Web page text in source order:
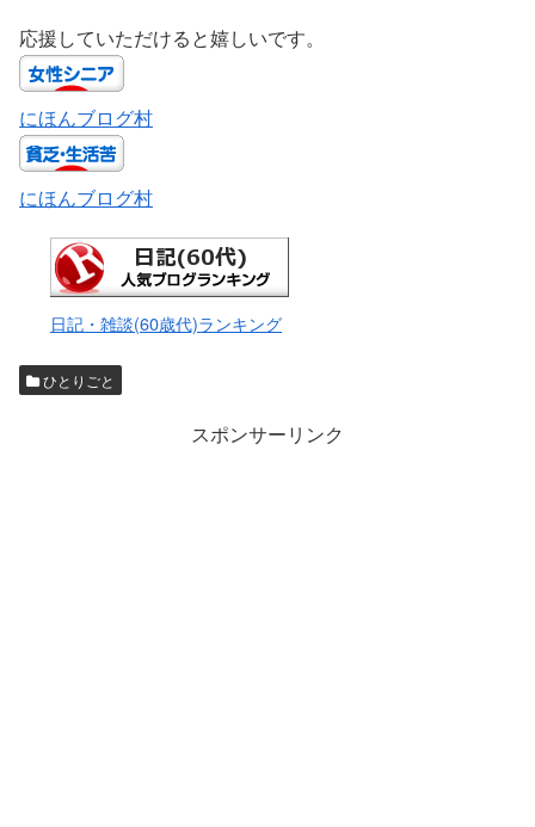
応援していただけると嬉しいです。
にほんブログ村
にほんブログ村
日記・雑談(60歳代)ランキング
ひとりごと
スポンサーリンク